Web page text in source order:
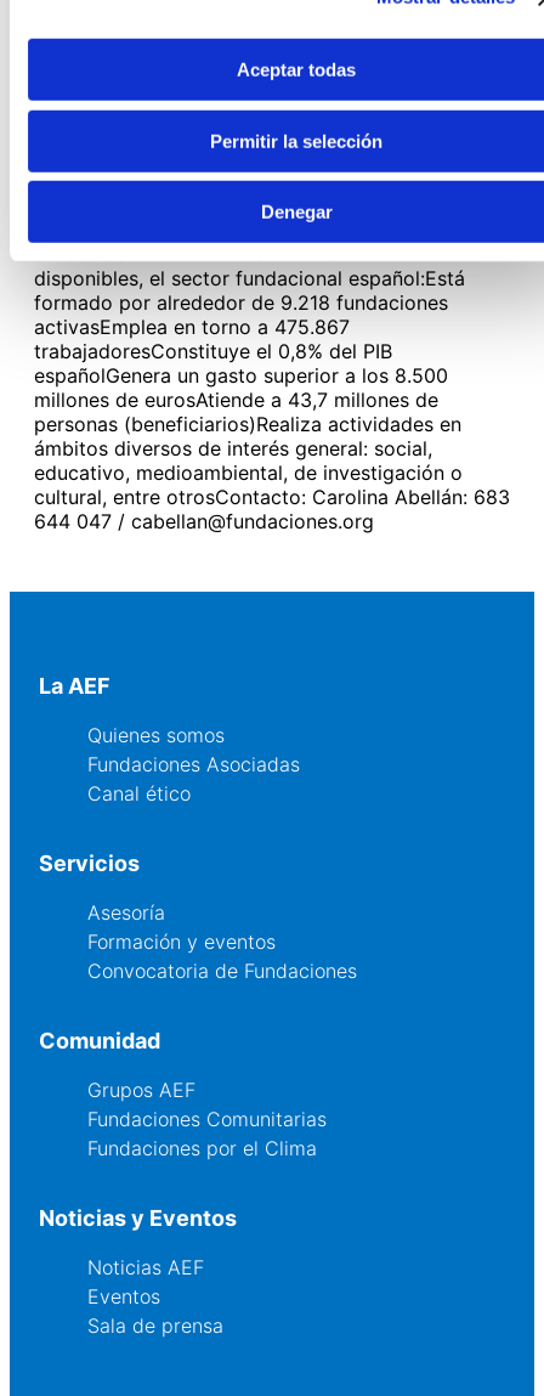
Aceptar todas
Permitir la selección
Denegar
más de 800 fundaciones españolas de las más
diversas dimensiones, finalidades y ámbitos de
actuación. Es la entidad más representativa del
sector a nivel nacional, y la segunda más
importante de Europa en número de asociados. Su
misión es trabajar en beneficio del sector
fortalecimiento, haciendo uso de los principios de
independencia, profesionalidad, transparencia y
El sector fundacional español en
disponibles, el sector fundacional español:Está
formado por alrededor de 9.218 fundaciones
activasEmplea en torno a 475.867
trabajadoresConstituye el 0,8% del PIB
españolGenera un gasto superior a los 8.500
millones de eurosAtiende a 43,7 millones de
personas (beneficiarios)Realiza actividades en
ámbitos diversos de interés general: social,
educativo, medioambiental, de investigación o
cultural, entre otrosContacto: Carolina Abellán: 683
644 047 / cabellan@fundaciones.org
La AEF
Quienes somos
Fundaciones Asociadas
Canal ético
Servicios
Asesoría
Formación y eventos
Convocatoria de Fundaciones
Comunidad
Grupos AEF
Fundaciones Comunitarias
Fundaciones por el Clima
Noticias y Eventos
Noticias AEF
Eventos
Sala de prensa